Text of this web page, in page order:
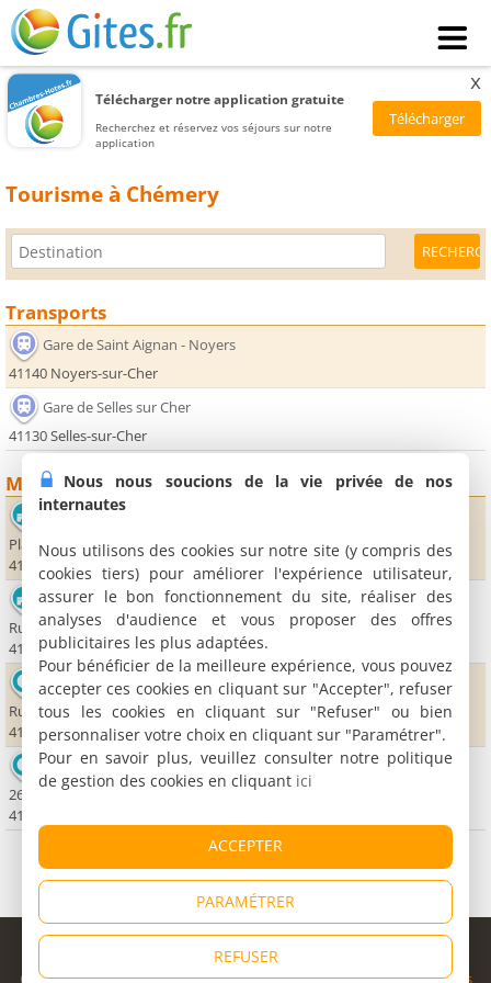
Télécharger notre application gratuite
Recherchez et réservez vos séjours sur notre
application
x
Tourisme à Chémery
Transports
Gare de Saint Aignan - Noyers
41140 Noyers-sur-Cher
Gare de Selles sur Cher
41130 Selles-sur-Cher
Monuments
Château de Selles sur Cher - Château de la Loire
Place du Château
41130 Selles-sur-Cher
Château de Chémery
Rue du Château
41700 Chémery
Office de Tourisme de Chémery
Rue Nationale
41700 Chémery
Office de Tourisme de Selles sur Cher
26-28, rue de Sion
41130 Selles-sur-Cher
© Copyright 1998 - 2026
Cybevasion|Mentions légales|Confidentialité|CGU|Informations
Nous nous soucions de la vie privée de nos
internautes
Nous utilisons des cookies sur notre site (y compris des
cookies tiers) pour améliorer l'expérience utilisateur,
assurer le bon fonctionnement du site, réaliser des
analyses d'audience et vous proposer des offres
publicitaires les plus adaptées.
Pour bénéficier de la meilleure expérience, vous pouvez
accepter ces cookies en cliquant sur "Accepter", refuser
tous les cookies en cliquant sur "Refuser" ou bien
personnaliser votre choix en cliquant sur "Paramétrer".
Pour en savoir plus, veuillez consulter notre politique
de gestion des cookies en cliquant ici
ACCEPTER
PARAMÉTRER
REFUSER